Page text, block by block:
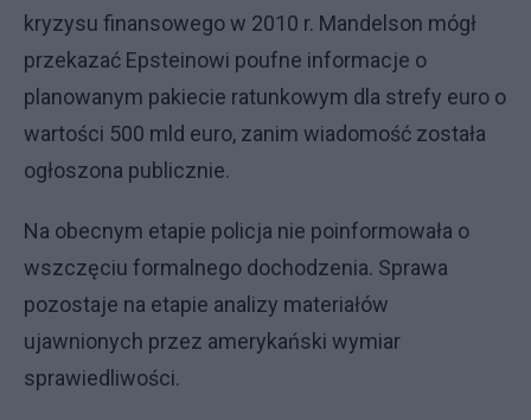
kryzysu finansowego w 2010 r. Mandelson mógł
przekazać Epsteinowi poufne informacje o
planowanym pakiecie ratunkowym dla strefy euro o
wartości 500 mld euro, zanim wiadomość została
ogłoszona publicznie.
Na obecnym etapie policja nie poinformowała o
wszczęciu formalnego dochodzenia. Sprawa
pozostaje na etapie analizy materiałów
ujawnionych przez amerykański wymiar
sprawiedliwości.